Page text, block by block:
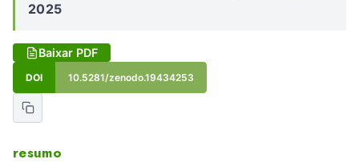
2025
Baixar PDF
DOI 10.5281/zenodo.19434253
resumo